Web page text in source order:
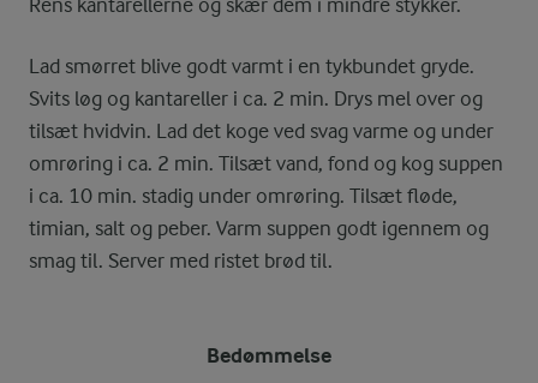
Rens kantarellerne og skær dem i mindre stykker.
Lad smørret blive godt varmt i en tykbundet gryde.
Svits løg og kantareller i ca. 2 min. Drys mel over og
tilsæt hvidvin. Lad det koge ved svag varme og under
omrøring i ca. 2 min. Tilsæt vand, fond og kog suppen
i ca. 10 min. stadig under omrøring. Tilsæt fløde,
timian, salt og peber. Varm suppen godt igennem og
smag til. Server med ristet brød til.
Bedømmelse